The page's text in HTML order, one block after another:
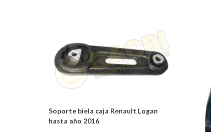
Soporte biela caja Renault Logan
hasta año 2016